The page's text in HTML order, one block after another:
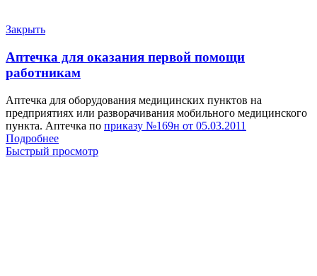
Закрыть
Аптечка для оказания первой помощи
работникам
Аптечка для оборудования медицинских пунктов на
предприятиях или разворачивания мобильного медицинского
пункта. Аптечка по приказу №169н от 05.03.2011
Подробнее
Быстрый просмотр